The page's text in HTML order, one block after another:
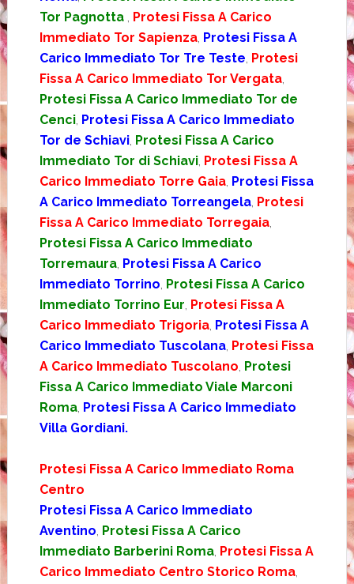
Tor Pagnotta
Protesi Fissa A Carico
Immediato Tor Sapienza, Protesi Fissa A
Carico Immediato Tor Tre Teste Protesi
Fissa A Carico Immediato Tor Vergata,
Protesi Fissa A Carico Immediato Tor de
Cenci, Protesi Fissa A Carico Immediato
Tor de Schiavi, Protesi Fissa A Carico
Immediato Tor di Schiavi, Protesi Fissa A
Carico Immediato Torre Gaia, Protesi Fissa
A Carico Immediato Torreangela, Protesi
Fissa A Carico Immediato Torregaia,
Protesi Fissa A Carico Immediato
Torremaura, Protesi Fissa A Carico
Immediato Torrino Protesi Fissa A Carico
Immediato Torrino Eur Protesi Fissa A
Carico Immediato Trigoria, Protesi Fissa A
Carico Immediato Tuscolana, Protesi Fissa
A Carico Immediato Tuscolano Protesi
Fissa A Carico Immediato Viale Marconi
Roma, Protesi Fissa A Carico Immediato
Villa Gordiani.
Protesi Fissa A Carico Immediato Roma
Centro
Protesi Fissa A Carico Immediato
Aventino Protesi Fissa A Carico
Immediato Barberini Roma, Protesi Fissa A
Carico Immediato Centro Storico Roma,